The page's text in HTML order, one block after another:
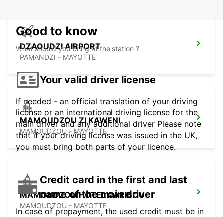
DZAOUDZI AIRPORT
PAMANDZI - MAYOTTE
MAMOUDZOU ZI KAWENI
MAMOUDZOU - MAYOTTE
MAMOUDZOU HOTEL CARIBOU
MAMOUDZOU - MAYOTTE
Good to know
What should you bring at the station ?
Your valid driver license
If needed - an official translation of your driving
license or an international driving license for the
main driver and any additional driver Please note
that if your driving license was issued in the UK,
you must bring both parts of your licence.
Credit card in the first and last
name of the main driver
In case of prepayment, the used credit must be in